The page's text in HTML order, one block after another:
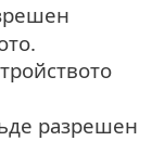
разрешен